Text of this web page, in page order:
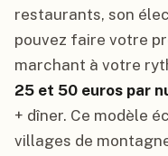
restaurants, son
pouvez faire votre
marchant à votre
25 et 50 euros par
+ dîner. Ce modèle
villages de